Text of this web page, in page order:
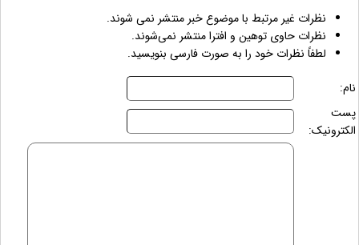
نظرات غیر مرتبط با موضوع خبر منتشر نمی شوند.
نظرات حاوی توهین و افترا منتشر نمی‌شوند.
لطفاً نظرات خود را به صورت فارسی بنویسید.
نام:
پست
الکترونیک: